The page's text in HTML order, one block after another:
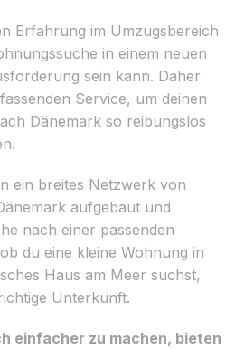
Erfahrung im Umzugsbereich
in einem neuen
sein kann. Daher
Service, um deinen
Dänemark so reibungslos
ein breites Netzwerk von
aufgebaut und
nach einer passenden
du eine kleine Wohnung in
Haus am Meer suchst,
Unterkunft.
einfacher zu machen, bieten